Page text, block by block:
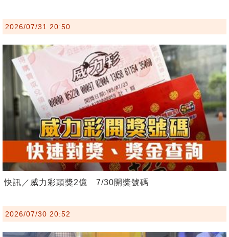
2026/07/31 20:50
快訊／威力彩頭獎2億 7/30開獎號碼
2026/07/30 20:52